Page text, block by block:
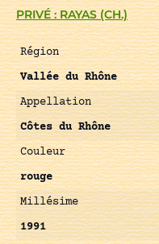
PRIVÉ : RAYAS (CH.)
Région
Vallée du Rhône
Appellation
Côtes du Rhône
Couleur
rouge
Millésime
1991